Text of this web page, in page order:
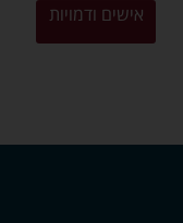
אישים ודמויות